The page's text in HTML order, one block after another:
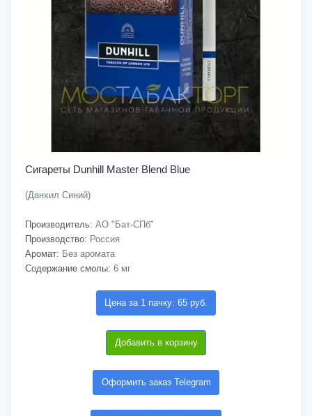
Сигареты Dunhill Master Blend Blue
(Данхил Синий)
Производитель: АО "Бат-СПб"
Производство: Россия
Аромат: Без аромата
Содержание смолы: 6 мг
Цена за 1 пачку: 65 руб.
Добавить в корзину
Оформить заказ Telegram